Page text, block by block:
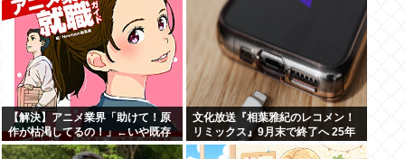
【解決】アニメ業界「助けて！原
作が枯渇してるの！」←いや既存
作品の2期やったら良いよね？
文化放送『相葉雅紀のレコメン！
リミックス』9月末で終了へ 25年
の歴史に幕